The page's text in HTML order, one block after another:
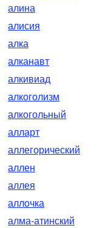
алина
алисия
алка
алканавт
алкивиад
алкоголизм
алкогольный
алларт
аллегорический
аллен
аллея
аллочка
алма-атинский